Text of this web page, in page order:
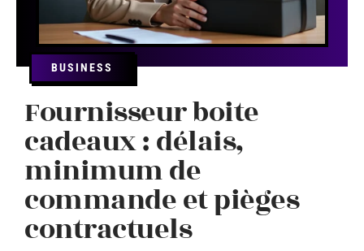
BUSINESS
Fournisseur boite
cadeaux : délais,
minimum de
commande et pièges
contractuels